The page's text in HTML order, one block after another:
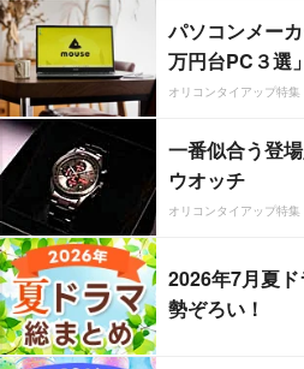
パソコンメー
万円台PC３選」
オリコンタイアップ特集
一番似合う登
ウオッチ
オリコンタイアップ特集
2026年7月夏
勢ぞろい！